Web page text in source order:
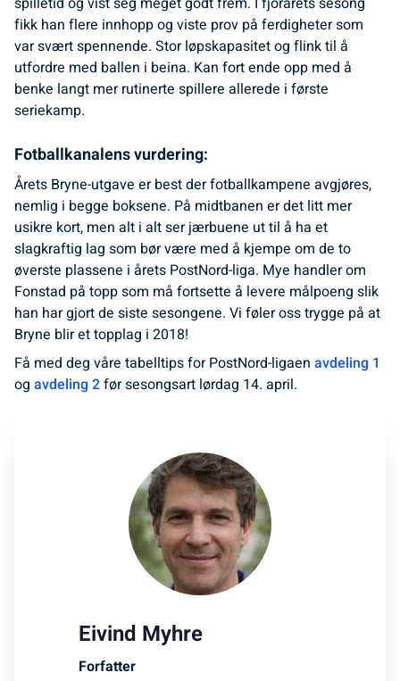
fikk han flere innhopp og viste prov på ferdigheter som
var svært spennende. Stor løpskapasitet og flink til å
utfordre med ballen i beina. Kan fort ende opp med å
benke langt mer rutinerte spillere allerede i første
seriekamp.
Fotballkanalens vurdering:
Årets Bryne-utgave er best der fotballkampene avgjøres,
nemlig i begge boksene. På midtbanen er det litt mer
usikre kort, men alt i alt ser jærbuene ut til å ha et
slagkraftig lag som bør være med å kjempe om de to
øverste plassene i årets PostNord-liga. Mye handler om
Fonstad på topp som må fortsette å levere målpoeng slik
han har gjort de siste sesongene. Vi føler oss trygge på at
Bryne blir et topplag i 2018!
Få med deg våre tabelltips for PostNord-ligaen avdeling 1
og avdeling 2før sesongsart lørdag 14. april.
Eivind Myhre
Forfatter